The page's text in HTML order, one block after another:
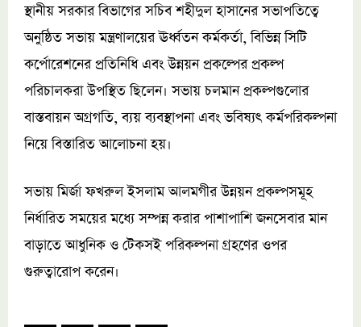
স্থানীয় সরকার বিভাগের সচিব শহীদুল হাসানের সভাপতিত্বে
অনুষ্ঠিত সভায় মন্ত্রণালয়ের ঊর্ধ্বতন কর্মকর্তা, বিভিন্ন সিটি
কর্পোরেশনের প্রতিনিধি এবং উন্নয়ন প্রকল্পের প্রকল্প
পরিচালকরা উপস্থিত ছিলেন। সভায় চলমান প্রকল্পগুলোর
বাস্তবায়ন অগ্রগতি, ব্যয় ব্যবস্থাপনা এবং ভবিষ্যৎ কর্মপরিকল্পনা
নিয়ে বিস্তারিত আলোচনা হয়।
সভায় মির্জা ফখরুল ইসলাম আলমগীর উন্নয়ন প্রকল্পসমূহ
নির্ধারিত সময়ের মধ্যে সম্পন্ন করার পাশাপাশি জনসেবার মান
বাড়াতে আধুনিক ও টেকসই পরিকল্পনা গ্রহণের ওপর
গুরুত্বারোপ করেন।